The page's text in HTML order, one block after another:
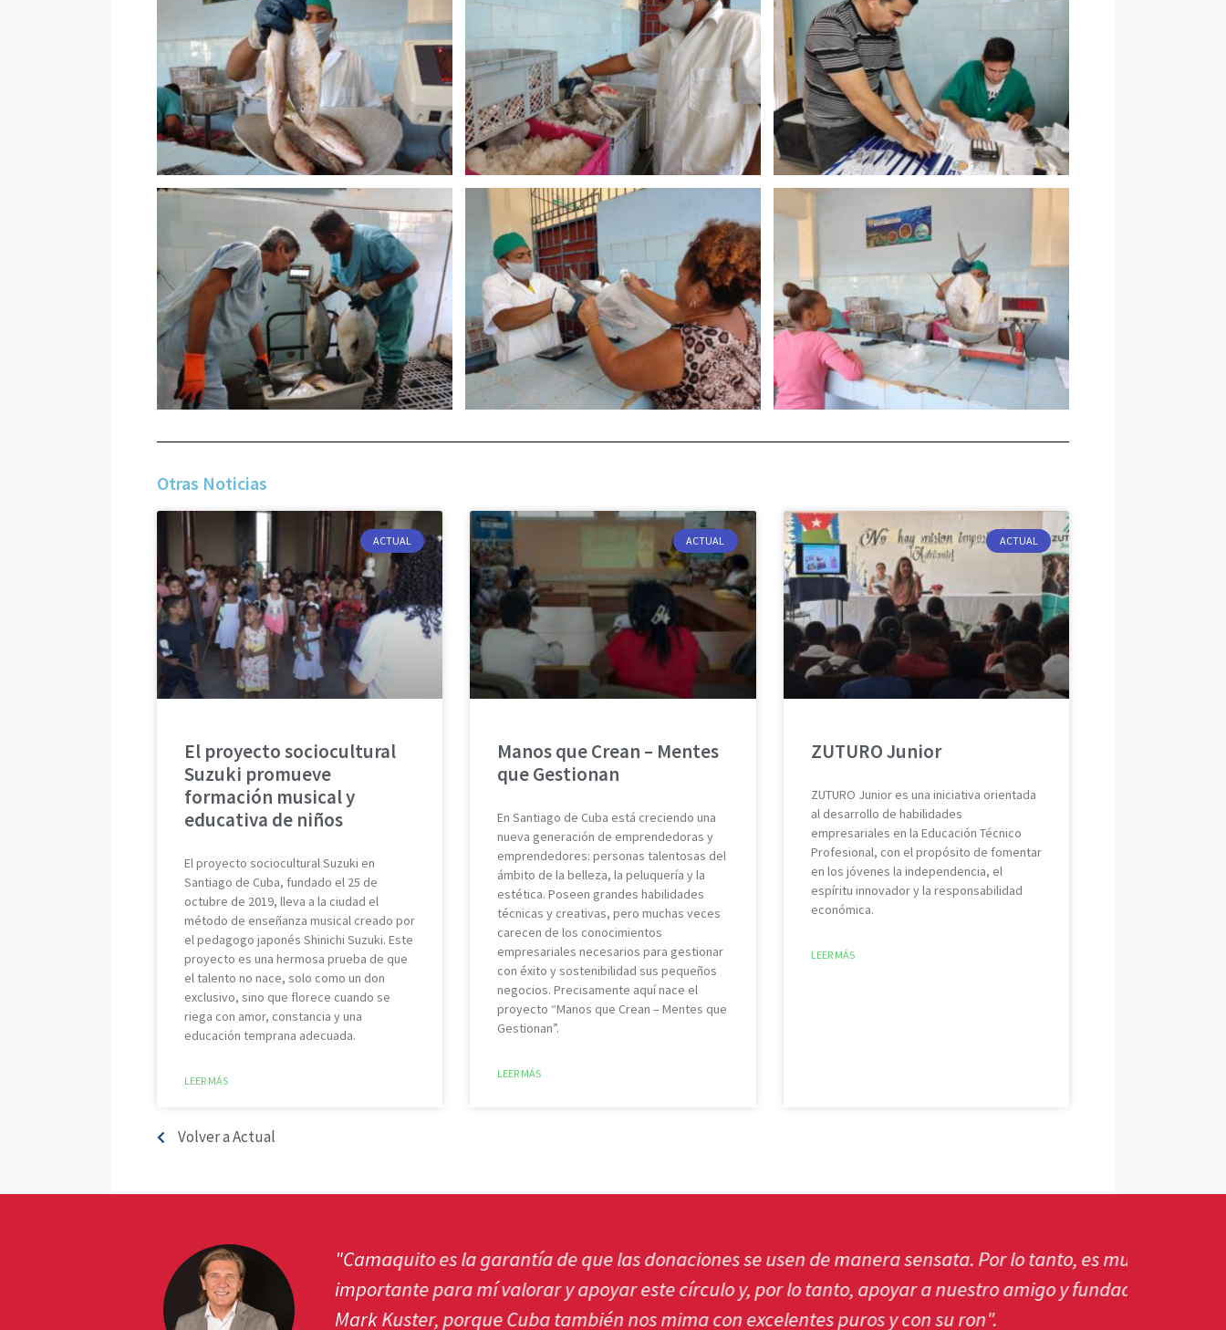
Otras Noticias
ACTUAL
El proyecto sociocultural
Suzuki promueve
formación musical y
educativa de niños
El proyecto sociocultural Suzuki en
Santiago de Cuba, fundado el 25 de
octubre de 2019, lleva a la ciudad el
método de enseñanza musical creado por
el pedagogo japonés Shinichi Suzuki. Este
proyecto es una hermosa prueba de que
el talento no nace, solo como un don
exclusivo, sino que florece cuando se
riega con amor, constancia y una
educación temprana adecuada.
LEER MÁS
ACTUAL
Manos que Crean – Mentes
que Gestionan
En Santiago de Cuba está creciendo una
nueva generación de emprendedoras y
emprendedores: personas talentosas del
ámbito de la belleza, la peluquería y la
estética. Poseen grandes habilidades
técnicas y creativas, pero muchas veces
carecen de los conocimientos
empresariales necesarios para gestionar
con éxito y sostenibilidad sus pequeños
negocios. Precisamente aquí nace el
proyecto “Manos que Crean – Mentes que
Gestionan”.
LEER MÁS
ACTUAL
ZUTURO Junior
ZUTURO Junior es una iniciativa orientada
al desarrollo de habilidades
empresariales en la Educación Técnico
Profesional, con el propósito de fomentar
en los jóvenes la independencia, el
espíritu innovador y la responsabilidad
económica.
LEER MÁS
Volver a Actual
"Camaquito es la garantía de que las donaciones se usen de manera sensata. Por lo tanto, es muy
importante para mí valorar y apoyar este círculo y, por lo tanto, apoyar a nuestro amigo y fundador,
Mark Kuster, porque Cuba también nos mima con excelentes puros y con su ron".